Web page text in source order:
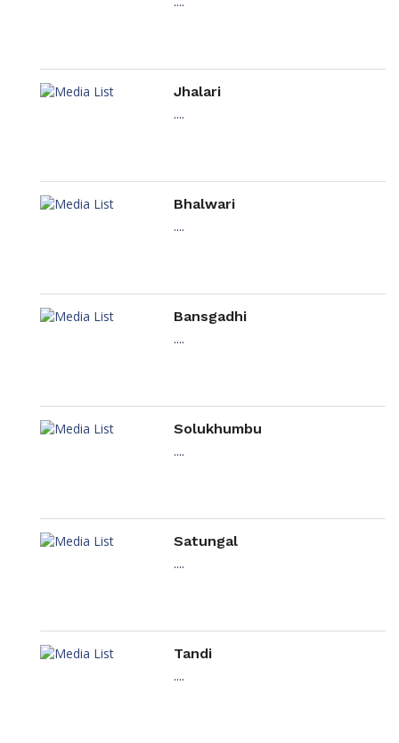
Jhalari
....
Bhalwari
....
Bansgadhi
....
Solukhumbu
....
Satungal
....
Tandi
....